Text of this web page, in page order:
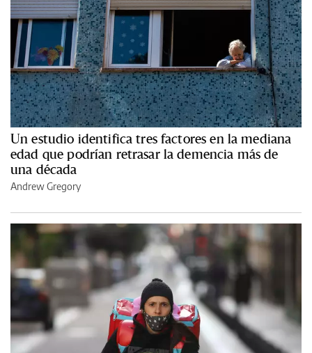
Un estudio identifica tres factores en la mediana
edad que podrían retrasar la demencia más de
una década
Andrew Gregory